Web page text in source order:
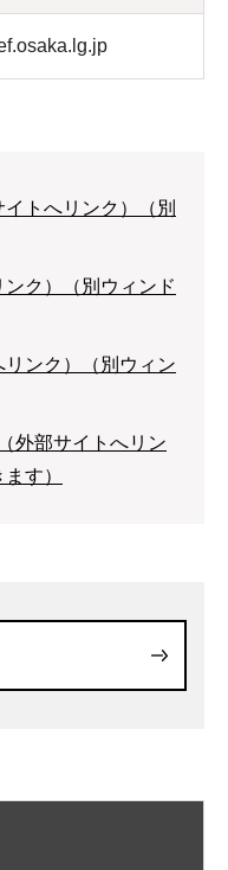
トへリンク）（別
ク）（別ウィンド
ンク）（別ウィン
外部サイトへリン
す）